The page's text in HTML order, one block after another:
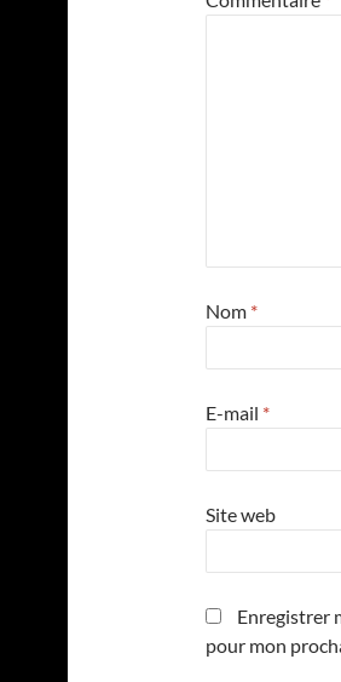
Nom *
E-mail *
Site web
Enregistrer
pour mon